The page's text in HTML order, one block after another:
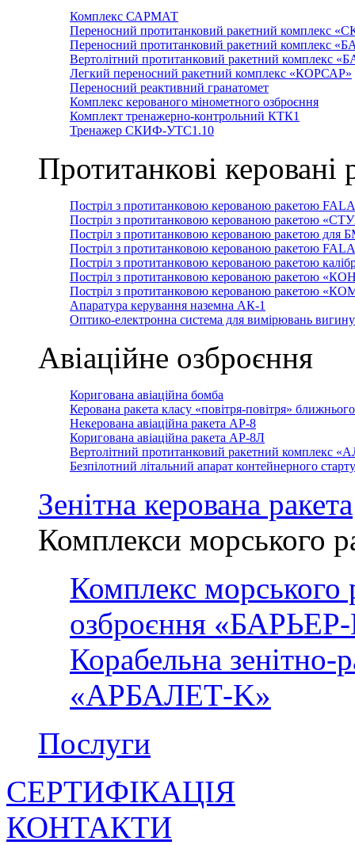
Комплекс САРМАТ
Переносний протитанковий ракетний комплекс
Переносний протитанковий ракетний комплекс
Вертолітний протитанковий ракетний комплекс
Легкий переносний ракетний комплекс «КОРСАР»
Переносний реактивний гранатомет
Комплекс керованого мінометного озброєння
Комплект тренажерно-контрольний КТК1
Тренажер СКИФ-УТС1.10
Протитанкові керовані
Постріл з протитанковою керованою ракетою
Постріл з протитанковою керованою ракетою
Постріл з протитанковою керованою ракетою для
Постріл з протитанковою керованою ракетою
Постріл з протитанковою керованою ракетою
Постріл з протитанковою керованою ракетою
Постріл з протитанковою керованою ракетою
Апаратура керування наземна АК-1
Оптико-електронна система для вимірювань
Авіаційне озброєння
Коригована авіаційна бомба
Керована ракета класу «повітря-повітря»
Некерована авіаційна ракета АР-8
Коригована авіаційна ракета АР-8Л
Вертолітний протитанковий ракетний комплекс
Безпілотний літальний апарат контейнерного
Зенітна керована ракета
Комплекси морського
Комплекс морського
озброєння
Корабельна зенітно-
«АРБАЛЕТ-K»
Послуги
СЕРТИФІКАЦІЯ
КОНТАКТИ